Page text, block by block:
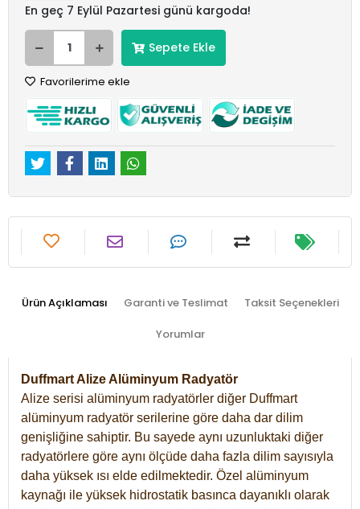
En geç 7 Eylül Pazartesi günü kargoda!
Sepete Ekle
Favorilerime ekle
Ürün Açıklaması Garanti ve Teslimat Taksit Seçenekleri
Yorumlar
Duffmart Alize Alüminyum Radyatör
Alize serisi alüminyum radyatörler diğer Duffmart
alüminyum radyatör serilerine göre daha dar dilim
genişliğine sahiptir. Bu sayede aynı uzunluktaki diğer
radyatörlere göre aynı ölçüde daha fazla dilim sayısıyla
daha yüksek ısı elde edilmektedir. Özel alüminyum
kaynağı ile yüksek hidrostatik basınca dayanıklı olarak